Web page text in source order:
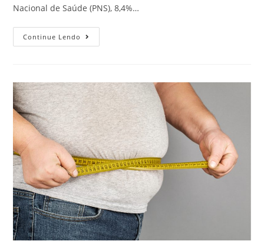
Nacional de Saúde (PNS), 8,4%…
Continue Lendo